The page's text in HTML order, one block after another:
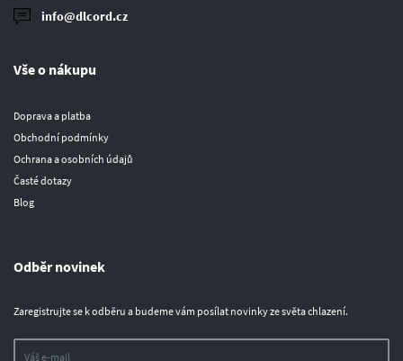
info@dlcord.cz
Vše o nákupu
Doprava a platba
Obchodní podmínky
Ochrana a osobních údajů
Časté dotazy
Blog
Odběr novinek
Zaregistrujte se k odběru a budeme vám posílat novinky ze světa chlazení.